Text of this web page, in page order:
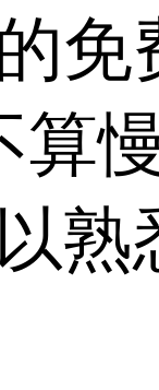
费
算
悉